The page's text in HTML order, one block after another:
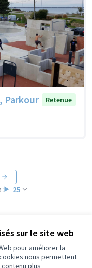
sur le site web
pour améliorer la
nous permettent
plus
Parkour
Retenue
: 25